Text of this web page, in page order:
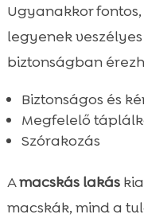
Ugyanakkor
legyenek
biztonságban
Biztonságos és
Megfelelő
Szórakozás
Amacskás lakás
macskák, mind a